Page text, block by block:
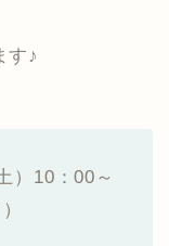
す♪
）10：00～